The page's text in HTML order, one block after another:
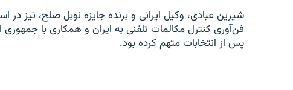
شیرین عبادی، وکیل ایرانی و برنده جایزه نوبل صلح، نیز در
فن‌آوری کنترل مکالمات تلفنی به ایران و همکاری با
پس از انتخابات متهم کرده بود.